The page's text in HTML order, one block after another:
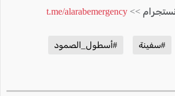
>>
t.me/alarabemergency
#سفينة #أسطول_الصمود